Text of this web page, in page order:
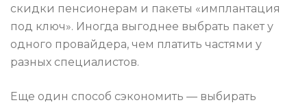
скидки пенсионерам и пакеты «имплантация
под ключ». Иногда выгоднее выбрать пакет у
одного провайдера, чем платить частями у
разных специалистов.
Еще один способ сэкономить — выбирать